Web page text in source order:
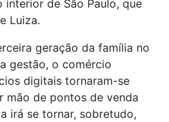
interior de São Paulo, que
Luiza.
geração da família no
gestão, o comércio
digitais tornaram-se
mão de pontos de venda
irá se tornar, sobretudo,